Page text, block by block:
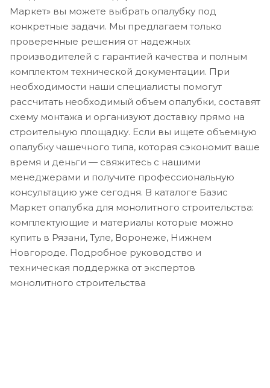
Маркет» вы можете выбрать опалубку под
конкретные задачи. Мы предлагаем только
проверенные решения от надежных
производителей с гарантией качества и полным
комплектом технической документации. При
необходимости наши специалисты помогут
рассчитать необходимый объем опалубки, составят
схему монтажа и организуют доставку прямо на
строительную площадку. Если вы ищете объемную
опалубку чашечного типа, которая сэкономит ваше
время и деньги — свяжитесь с нашими
менеджерами и получите профессиональную
консультацию уже сегодня. В каталоге Базис
Маркет опалубка для монолитного строительства:
комплектующие и материалы которые можно
купить в Рязани, Туле, Воронеже, Нижнем
Новгороде. Подробное руководство и
техническая поддержка от экспертов
монолитного строительства